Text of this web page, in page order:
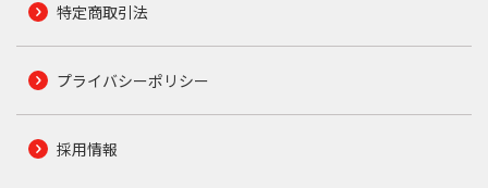
特定商取引法
プライバシーポリシー
採用情報